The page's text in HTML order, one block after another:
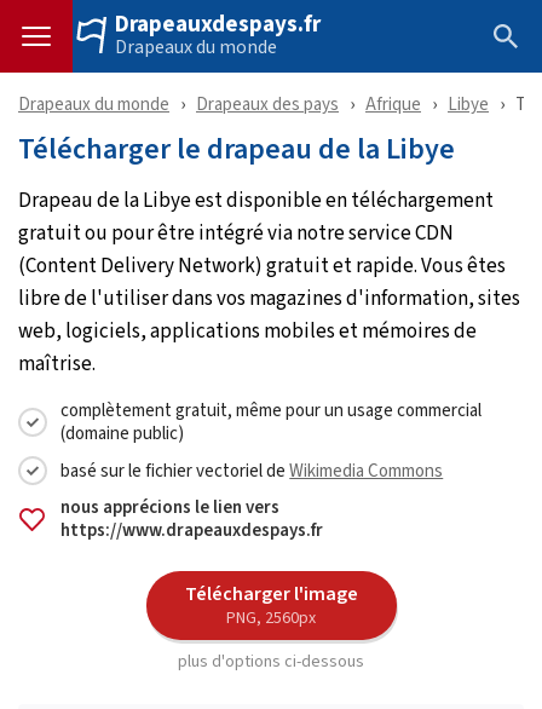
Drapeauxdespays.fr
Drapeaux du monde
Drapeaux du monde Drapeaux des pays Afrique Libye
Télécharger le drapeau de la Libye
Drapeau de la Libye est disponible en téléchargement
gratuit ou pour être intégré via notre service CDN
(Content Delivery Network) gratuit et rapide. Vous êtes
libre de l'utiliser dans vos magazines d'information, sites
web, logiciels, applications mobiles et mémoires de
maîtrise.
complètement gratuit, même pour un usage commercial
(domaine public)
basé sur le fichier vectoriel deWikimedia Commons
nous apprécions le lien vers
https://www.drapeauxdespays.fr
Télécharger l'image
PNG, 2560px
plus d'options ci-dessous